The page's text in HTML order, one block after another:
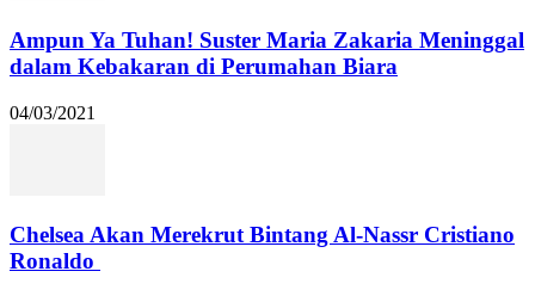
Ampun Ya Tuhan! Suster Maria Zakaria Meninggal
dalam Kebakaran di Perumahan Biara
04/03/2021
Chelsea Akan Merekrut Bintang Al-Nassr Cristiano
Ronaldo